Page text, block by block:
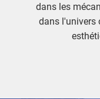
dans les
dans l'univers